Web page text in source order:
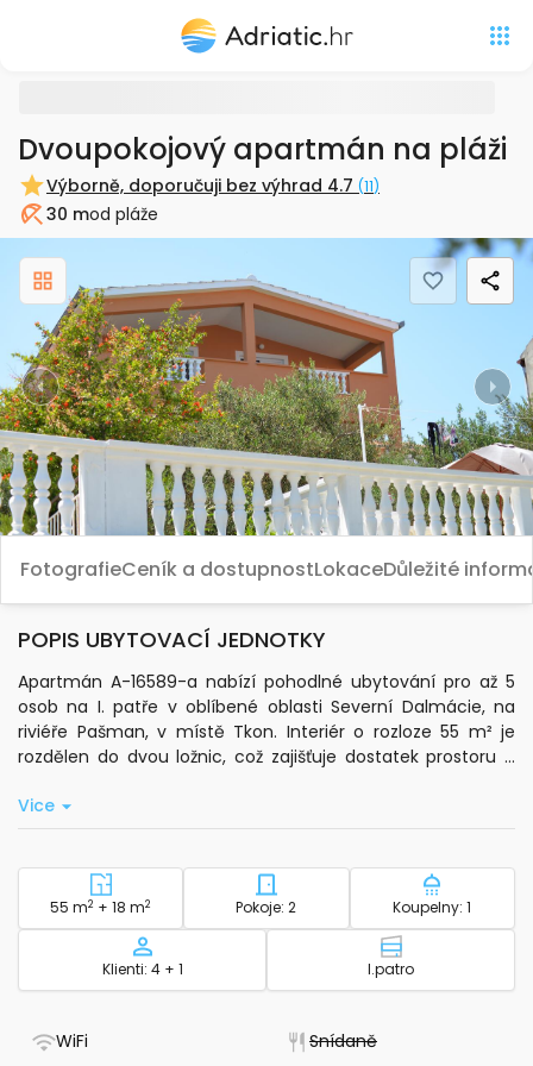
Dvoupokojový apartmán na pláži
Výborně, doporučuji bez výhrad 4.7 (11)
Pláž30 mod pláže
Previous Next
FotografieCeník a dostupnostLokaceDůležité
POPIS UBYTOVACÍ JEDNOTKY
Apartmán A-16589-a nabízí pohodlné ubytování pro až 5
osob na I. patře v oblíbené oblasti Severní Dalmácie, na
riviéře Pašman, v místě Tkon. Interiér o rozloze 55 m² je
rozdělen do dvou ložnic, což zajišťuje dostatek prostoru a
obývacím pokoji, která je zahrnuta v ceně pobytu.
mikrovlnnou troubou, rychlovarnou konvicí a základním
kuchyňským nádobím. Pro pohodlí hostů je zde standardní
Wi-Fi připojení, televize, ložní prádlo, toaletní potřeby,
ručníky a fén. Velkou výhodou je terasa o rozloze 18 m² s
výhledem na moře, kde si můžete užít příjemné chvíle.
Poloha apartmánu je ideální pro milovníky moře – k pláži je
to pouhých 30 m a na písečnou pláž 469 m. Oblázková pláž
Vice
Plocha - ubytování
55 m2 + 18 m2 Počet ložnic - ubytování
Pokoje: 2 Počet
Koupelny: 1
Kapacita
Klienti: 4 + 1 Patro -
I.patro
WiFi Snídaně- Nedostupné